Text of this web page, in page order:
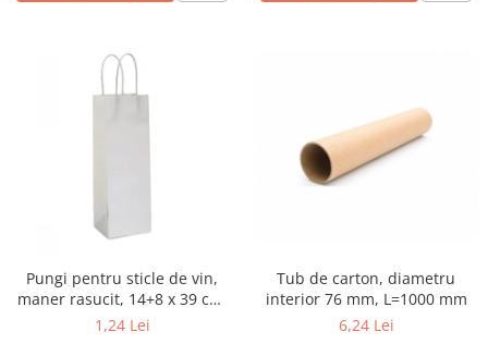
Pungi pentru sticle de vin,
maner rasucit, 14+8 x 39 cm,
hartie alba
1,24 Lei
Tub de carton, diametru
interior 76 mm, L=1000 mm
6,24 Lei